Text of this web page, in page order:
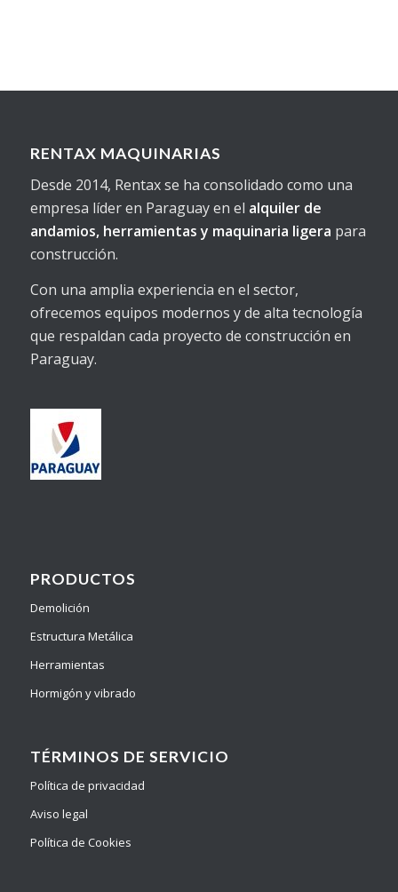
RENTAX MAQUINARIAS
Desde 2014, Rentax se ha consolidado como una
empresa líder en Paraguay en el alquiler de
andamios, herramientas y maquinaria ligera para
construcción.
Con una amplia experiencia en el sector,
ofrecemos equipos modernos y de alta tecnología
que respaldan cada proyecto de construcción en
Paraguay.
PRODUCTOS
Demolición
Estructura Metálica
Herramientas
Hormigón y vibrado
TÉRMINOS DE SERVICIO
Política de privacidad
Aviso legal
Política de Cookies